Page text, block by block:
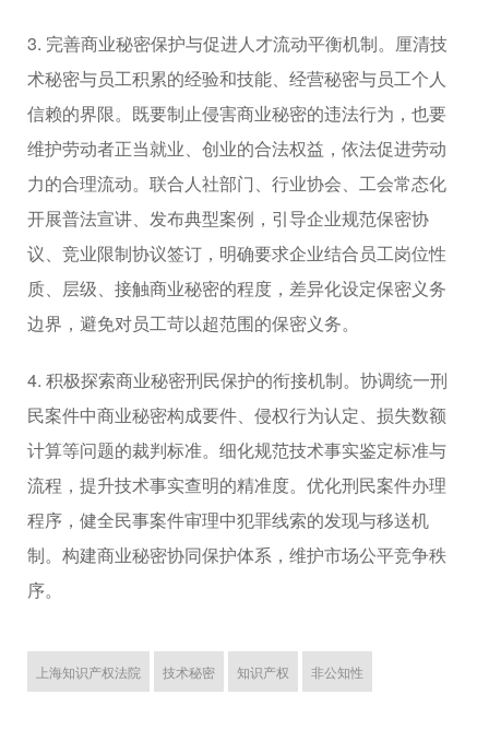
3. 完善商业秘密保护与促进人才流动平衡机制。厘清技
术秘密与员工积累的经验和技能、经营秘密与员工个人
信赖的界限。既要制止侵害商业秘密的违法行为，也要
维护劳动者正当就业、创业的合法权益，依法促进劳动
力的合理流动。联合人社部门、行业协会、工会常态化
开展普法宣讲、发布典型案例，引导企业规范保密协
议、竞业限制协议签订，明确要求企业结合员工岗位性
质、层级、接触商业秘密的程度，差异化设定保密义务
边界，避免对员工苛以超范围的保密义务。
4. 积极探索商业秘密刑民保护的衔接机制。协调统一刑
民案件中商业秘密构成要件、侵权行为认定、损失数额
计算等问题的裁判标准。细化规范技术事实鉴定标准与
流程，提升技术事实查明的精准度。优化刑民案件办理
程序，健全民事案件审理中犯罪线索的发现与移送机
制。构建商业秘密协同保护体系，维护市场公平竞争秩
序。
上海知识产权法院 技术秘密 知识产权 非公知性